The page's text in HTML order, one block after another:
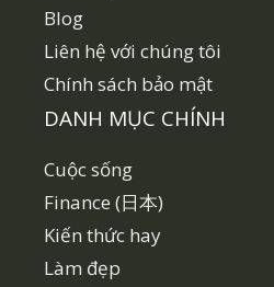
Blog
Liên hệ với chúng tôi
Chính sách bảo mật
DANH MỤC CHÍNH
Cuộc sống
Finance (日本)
Kiến thức hay
Làm đẹp